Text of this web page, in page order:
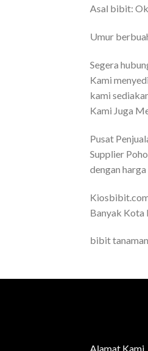
Asal bibit:
Umur
Segera
Kami
kami
Kami Juga
Pusat
Supplier
dengan
Banyak Kota
bibit
Alamat Kami